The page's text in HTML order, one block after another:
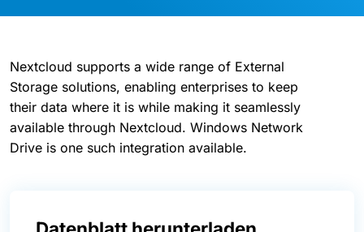
Nextcloud supports a wide range of External
Storage solutions, enabling enterprises to keep
their data where it is while making it seamlessly
available through Nextcloud. Windows Network
Drive is one such integration available.